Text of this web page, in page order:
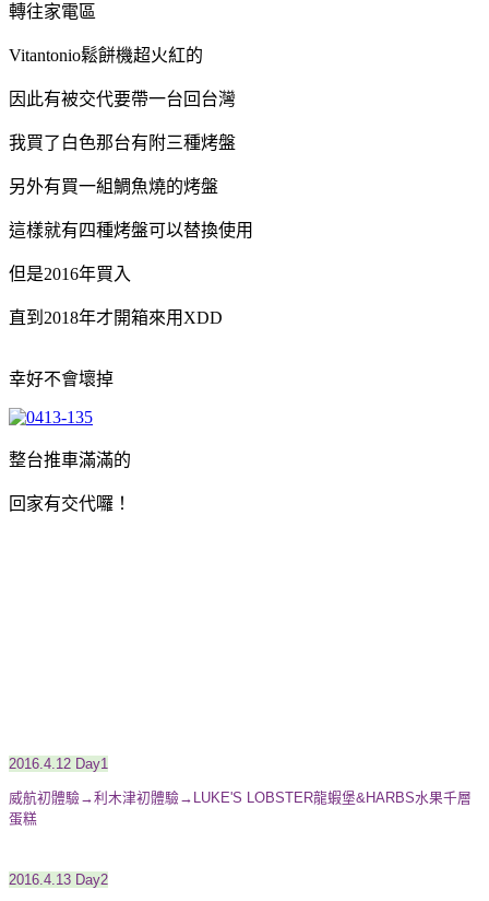
轉往家電區
Vitantonio鬆餅機超火紅的
因此有被交代要帶一台回台灣
我買了白色那台有附三種烤盤
另外有買一組鯛魚燒的烤盤
這樣就有四種烤盤可以替換使用
但是2016年買入
直到2018年才開箱來用XDD
幸好不會壞掉
整台推車滿滿的
回家有交代囉！
2016.4.12 Day1
威航初體驗→利木津初體驗→ LUKE'S LOBSTER龍蝦堡&HARBS水果千層
蛋糕
2016.4.13 Day2